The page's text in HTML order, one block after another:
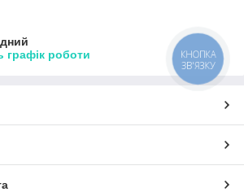
графік роботи
КНОПКА
ЗВ'ЯЗКУ